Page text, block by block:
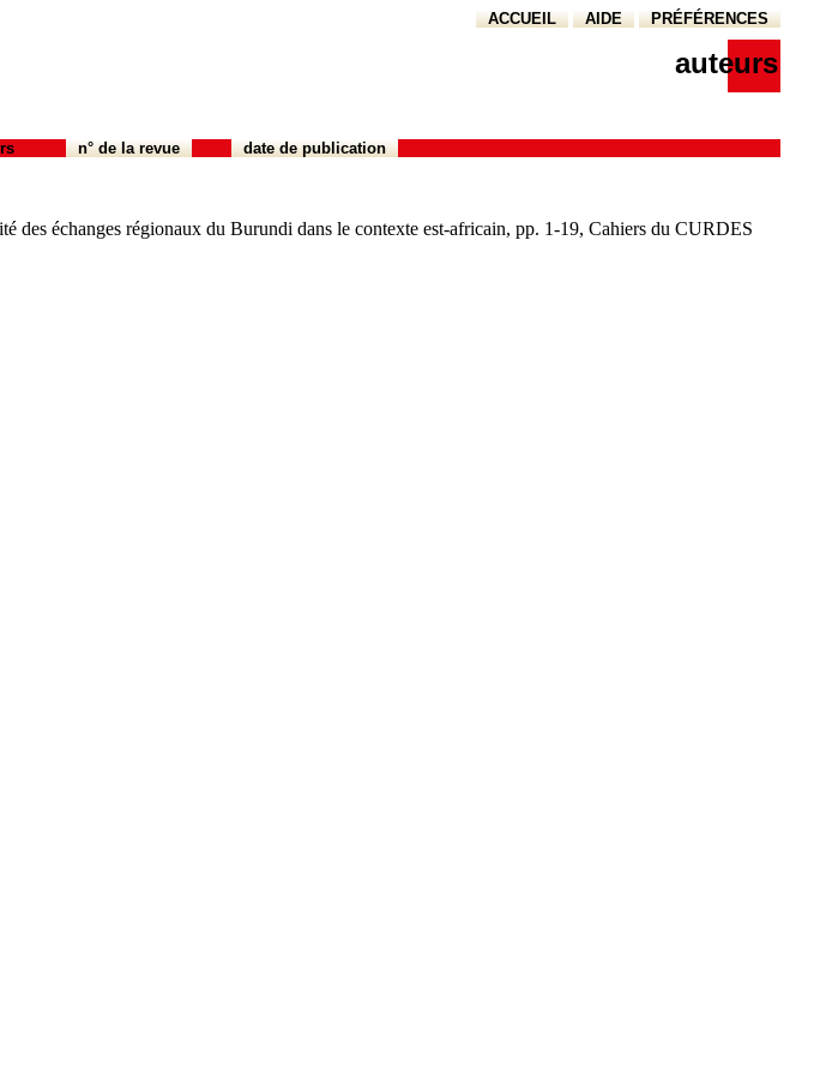
ACCUEIL AIDE PRÉFÉRENCES
auteurs
n° de la revue date de publication
échanges régionaux du Burundi dans le contexte est-africain, pp. 1-19, Cahiers du CURDES